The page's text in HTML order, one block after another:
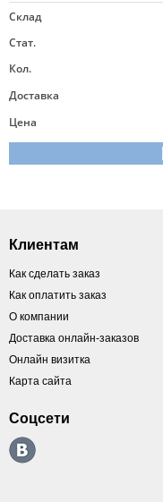
Склад
Стат.
Кол.
Доставка
Цена
Клиентам
Как сделать заказ
Как оплатить заказ
О компании
Доставка онлайн-заказов
Онлайн визитка
Карта сайта
Соцсети